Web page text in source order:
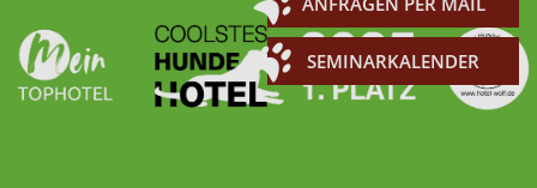
SEMINARKALENDER